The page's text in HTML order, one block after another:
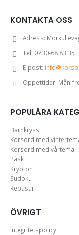
KONTAKTA OSS
Adress:
Tel: 0730-68 83 35
E-post:
Öppettider: Mån-
POPULÄRA
Barnkryss
Korsord med
Korsord med vårtema
Påsk
Krypton
Sudoku
Rebusar
ÖVRIGT
Integritetspolicy